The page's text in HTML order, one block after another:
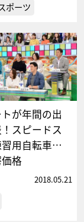
ポーツ
が年間の出
スピードス
習用自転車…
格
2018.05.21